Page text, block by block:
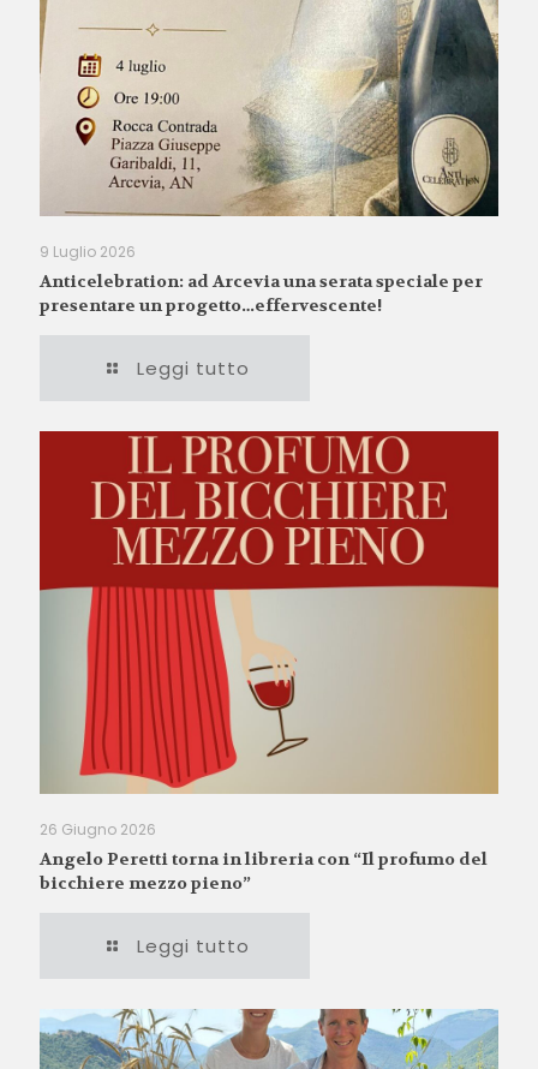
9 Luglio 2026
Anticelebration: ad Arcevia una serata speciale per
presentare un progetto…effervescente!
Leggi tutto
26 Giugno 2026
Angelo Peretti torna in libreria con “Il profumo del
bicchiere mezzo pieno”
Leggi tutto